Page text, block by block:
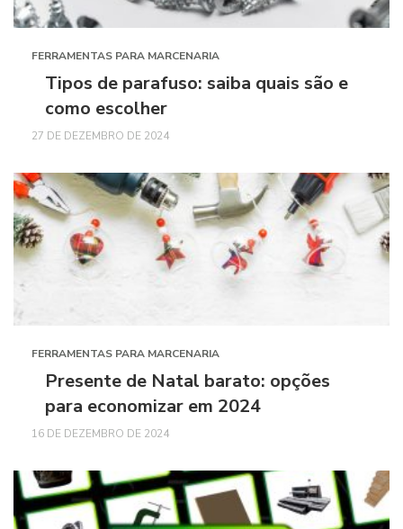
FERRAMENTAS PARA MARCENARIA
Tipos de parafuso: saiba quais são e
como escolher
27 DE DEZEMBRO DE 2024
FERRAMENTAS PARA MARCENARIA
Presente de Natal barato: opções
para economizar em 2024
16 DE DEZEMBRO DE 2024